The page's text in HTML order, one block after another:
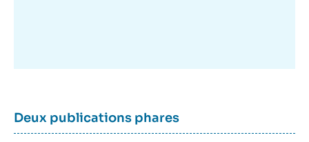
Dernière
parutions
Titre
container
Deux publications phares